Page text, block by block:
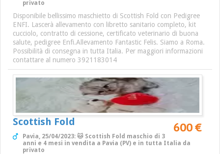
privato
Disponibile bellissimo maschietto di Scottish Fold con Pedigree
ENFI. Lascerà allevamento con libretto sanitario completo, kit
cucciolo, contratto di cessione, certificato veterinario di buona
salute, pedigree Enfi.Allevamento Fantastic Felis. Siamo a Roma.
Possibilità di consegna in tutta Italia. Per maggiori informazioni
contattare al numero 3921183014
Scottish Fold 600 €
Pavia, 25/04/2023: 🐱 Scottish Fold maschio di 3
anni e 4 mesi in vendita a Pavia (PV) e in tutta Italia da
privato